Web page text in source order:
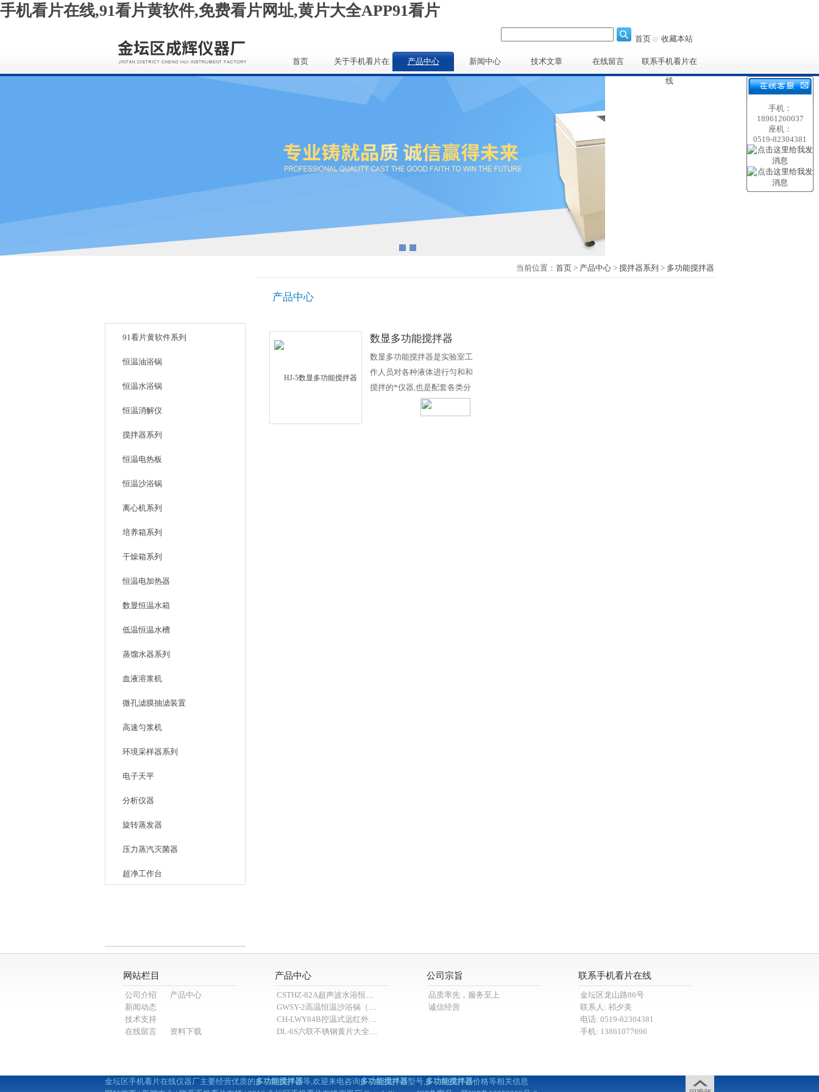
手机看片在线,91看片黄软件,免费看片网址,黄片大全APP91看片
首页 收藏本站
首页 关于手机看片在 产品中心 新闻中心 技术文章 在线留言 联系手机看片在
线
91看片黄软件系列
恒温油浴锅
恒温水浴锅
恒温消解仪
搅拌器系列
恒温电热板
恒温沙浴锅
离心机系列
培养箱系列
干燥箱系列
恒温电加热器
数显恒温水箱
低温恒温水槽
蒸馏水器系列
血液溶浆机
微孔滤膜抽滤装置
高速匀浆机
环境采样器系列
电子天平
分析仪器
旋转蒸发器
压力蒸汽灭菌器
超净工作台
当前位置： 首页 > 产品中心 > 搅拌器系列 > 多功能搅拌器
产品中心
数显多功能搅拌器
数显多功能搅拌器是实验室工
作人员对各种液体进行匀和和
搅拌的*仪器,也是配套各类分
析仪器的常规产品.近二十年的
市场销售,被国内外各大院校、
网站栏目
公司介绍
产品中心
新闻动态
技术支持
在线留言
资料下载
产品中心
CSTHZ-82A超声波水浴恒温91看片黄软件
GWSY-2高温恒温沙浴锅（600℃）
CH-LWY84B控温式远红外消煮炉
DL-6S六联不锈钢黄片大全APP91看片（抽滤装置）
公司宗旨
品质率先，服务至上
诚信经营
联系手机看片在线
金坛区龙山路86号
联系人: 祁夕美
电话: 0519-82304381
手机: 13861077696
金坛区手机看片在线仪器厂主要经营优质的多功能搅拌器等,欢迎来电咨询多功能搅拌器型号,多功能搅拌器价格等相关信息
手机：
18961260037
座机：
0519-82304381